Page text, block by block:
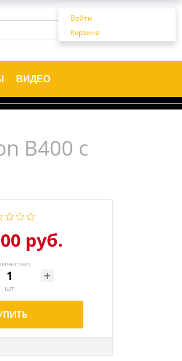
ВИДЕО
Войти
Корзина
В400 с
руб.
шт